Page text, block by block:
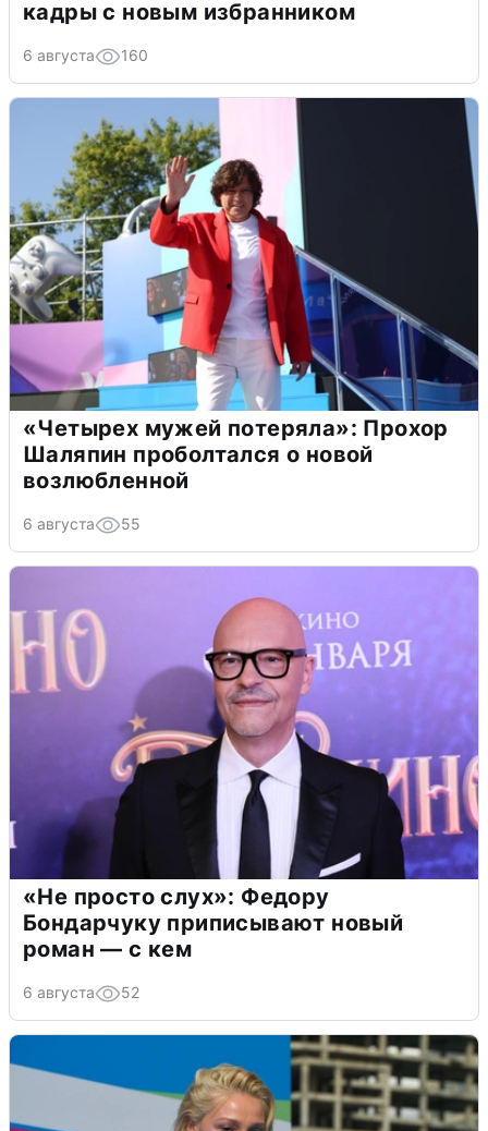
кадры с новым избранником
6 августа 160
«Четырех мужей потеряла»: Прохор
Шаляпин проболтался о новой
возлюбленной
6 августа 55
«Не просто слух»: Федору
Бондарчуку приписывают новый
роман — с кем
6 августа 52